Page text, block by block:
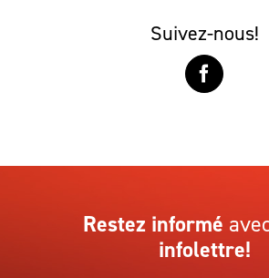
Suivez-nous!
Restez informé
infolettre!